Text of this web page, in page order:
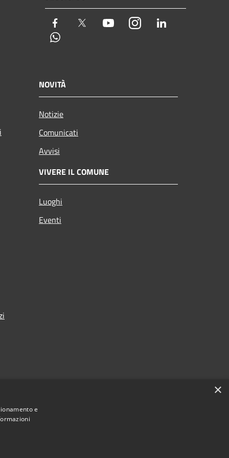
Facebook Twitter YoutubeInstagram
NOVITÀ
Notizie
Comunicati
Avvisi
VIVERE IL COMUNE
Luoghi
Eventi
×
e